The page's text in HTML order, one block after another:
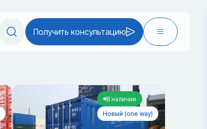
Получить консультацию
В наличии
Новый (one way)